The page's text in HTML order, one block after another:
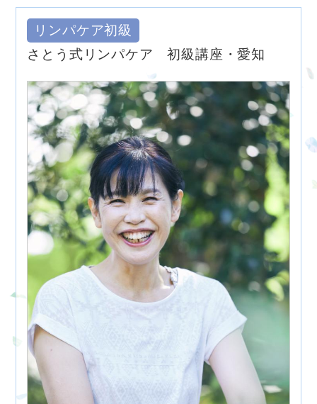
リンパケア初級
さとう式リンパケア 初級講座・愛知